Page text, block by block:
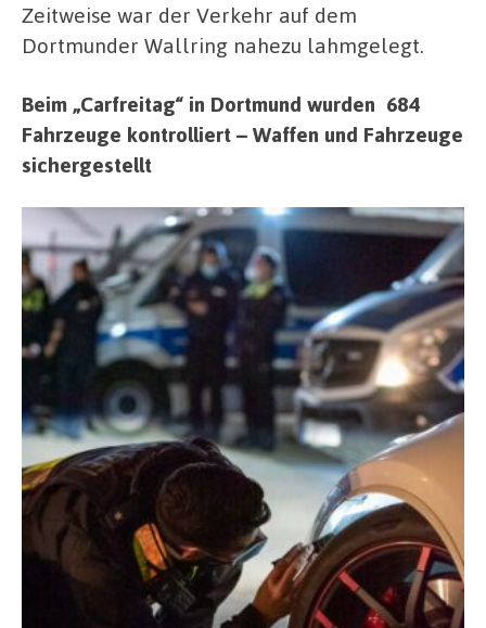
Zeitweise war der Verkehr auf dem
Dortmunder Wallring nahezu lahmgelegt.
Beim „Carfreitag“ in Dortmund wurden 684
Fahrzeuge kontrolliert – Waffen und Fahrzeuge
sichergestellt